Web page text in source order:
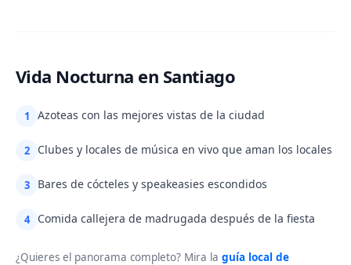
Vida Nocturna en Santiago
1 Azoteas con las mejores vistas de la ciudad
2 Clubes y locales de música en vivo que aman los locales
3 Bares de cócteles y speakeasies escondidos
4 Comida callejera de madrugada después de la fiesta
¿Quieres el panorama completo? Mira la guía local de